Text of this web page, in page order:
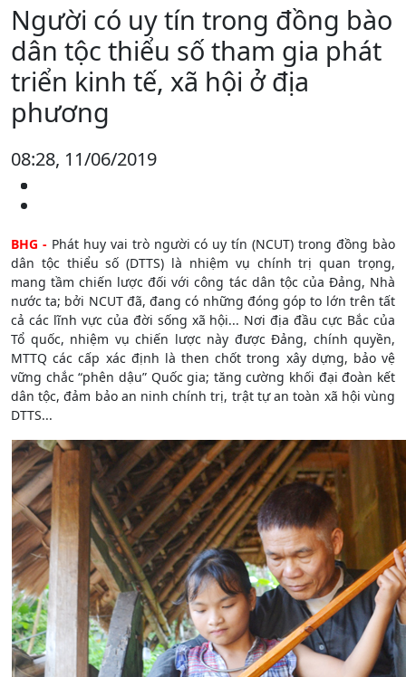
Người có uy tín trong đồng bào
dân tộc thiểu số tham gia phát
triển kinh tế, xã hội ở địa
phương
08:28, 11/06/2019
BHG -Phát huy vai trò người có uy tín (NCUT) trong đồng bào
dân tộc thiểu số (DTTS) là nhiệm vụ chính trị quan trọng,
mang tầm chiến lược đối với công tác dân tộc của Đảng, Nhà
nước ta; bởi NCUT đã, đang có những đóng góp to lớn trên tất
cả các lĩnh vực của đời sống xã hội... Nơi địa đầu cực Bắc của
Tổ quốc, nhiệm vụ chiến lược này được Đảng, chính quyền,
MTTQ các cấp xác định là then chốt trong xây dựng, bảo vệ
vững chắc “phên dậu” Quốc gia; tăng cường khối đại đoàn kết
dân tộc, đảm bảo an ninh chính trị, trật tự an toàn xã hội vùng
DTTS...